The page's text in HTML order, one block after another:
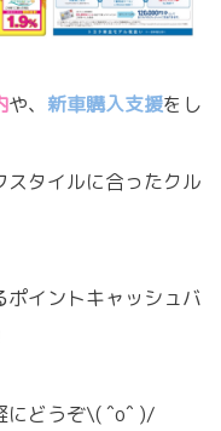
や、 新車購入支援をし
タイルに合ったクル
ポイントキャッシュバ
にどうぞ\( ˆoˆ )/